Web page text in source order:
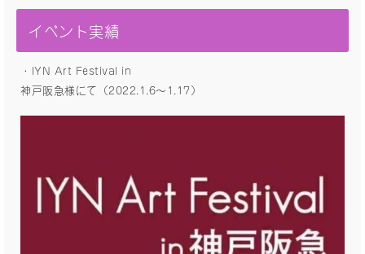
イベント実績
・IYN Art Festival in
神戸阪急様にて（2022.1.6〜1.17）